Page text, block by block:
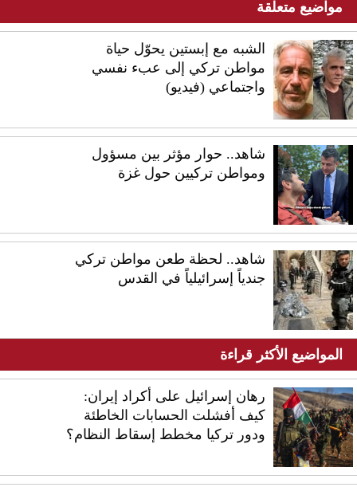
مواضيع متعلقة
الشبه مع إبستين يحوّل حياة
مواطن تركي إلى عبء نفسي
واجتماعي (فيديو)
شاهد.. حوار مؤثر بين مسؤول
ومواطن تركيين حول غزة
شاهد.. لحظة طعن مواطن تركي
جندياً إسرائيلياً في القدس
المواضيع الأكثر قراءة
رهان إسرائيل على أكراد إيران:
كيف أفشلت الحسابات الخاطئة
ودور تركيا مخطط إسقاط النظام؟